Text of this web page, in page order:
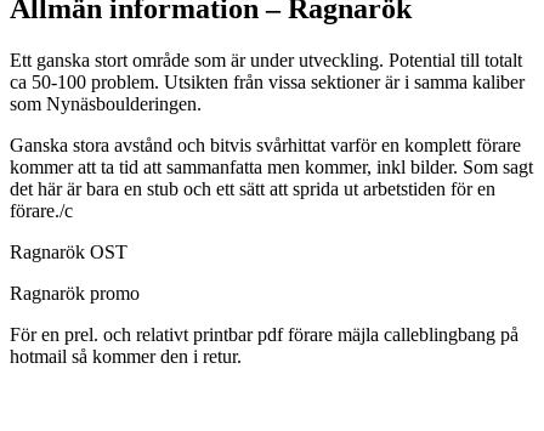
Allmän information – Ragnarök
Ett ganska stort område som är under utveckling. Potential till totalt
ca 50-100 problem. Utsikten från vissa sektioner är i samma kaliber
som Nynäsboulderingen.
Ganska stora avstånd och bitvis svårhittat varför en komplett förare
kommer att ta tid att sammanfatta men kommer, inkl bilder. Som sagt
det här är bara en stub och ett sätt att sprida ut arbetstiden för en
förare./c
Ragnarök OST
Ragnarök promo
För en prel. och relativt printbar pdf förare mäjla calleblingbang på
hotmail så kommer den i retur.